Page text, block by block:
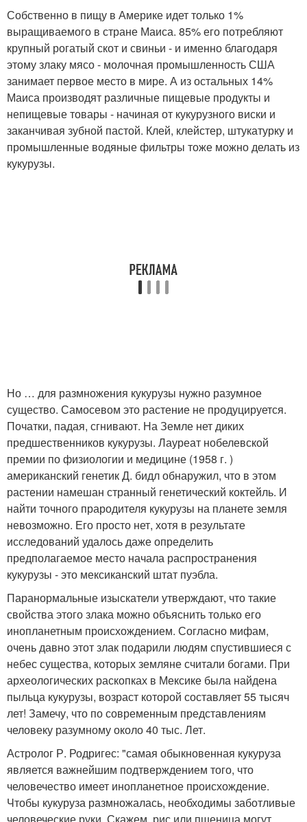
Собственно в пищу в Америке идет только 1%
выращиваемого в стране Маиса. 85% его потребляют
крупный рогатый скот и свиньи - и именно благодаря
этому злаку мясо - молочная промышленность США
занимает первое место в мире. А из остальных 14%
Маиса производят различные пищевые продукты и
непищевые товары - начиная от кукурузного виски и
заканчивая зубной пастой. Клей, клейстер, штукатурку и
промышленные водяные фильтры тоже можно делать из
кукурузы.
Но … для размножения кукурузы нужно разумное
существо. Самосевом это растение не продуцируется.
Початки, падая, сгнивают. На Земле нет диких
предшественников кукурузы. Лауреат нобелевской
премии по физиологии и медицине (1958 г. )
американский генетик Д. бидл обнаружил, что в этом
растении намешан странный генетический коктейль. И
найти точного прародителя кукурузы на планете земля
невозможно. Его просто нет, хотя в результате
исследований удалось даже определить
предполагаемое место начала распространения
кукурузы - это мексиканский штат пуэбла.
Паранормальные изыскатели утверждают, что такие
свойства этого злака можно объяснить только его
инопланетным происхождением. Согласно мифам,
очень давно этот злак подарили людям спустившиеся с
небес существа, которых земляне считали богами. При
археологических раскопках в Мексике была найдена
пыльца кукурузы, возраст которой составляет 55 тысяч
лет! Замечу, что по современным представлениям
человеку разумному около 40 тыс. Лет.
Астролог Р. Родригес: "самая обыкновенная кукуруза
является важнейшим подтверждением того, что
человечество имеет инопланетное происхождение.
Чтобы кукуруза размножалась, необходимы заботливые
человеческие руки. Скажем, рис или пшеница могут